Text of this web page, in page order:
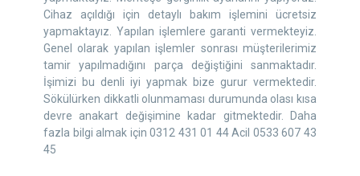
Cihaz açıldığı için detaylı bakım işlemini ücretsiz
yapmaktayız. Yapılan işlemlere garanti vermekteyiz.
Genel olarak yapılan işlemler sonrası müşterilerimiz
tamir yapılmadığını parça değiştiğini sanmaktadır.
İşimizi bu denli iyi yapmak bize gurur vermektedir.
Sökülürken dikkatli olunmaması durumunda olası kısa
devre anakart değişimine kadar gitmektedir. Daha
fazla bilgi almak için 0312 431 01 44 Acil 0533 607 43
45